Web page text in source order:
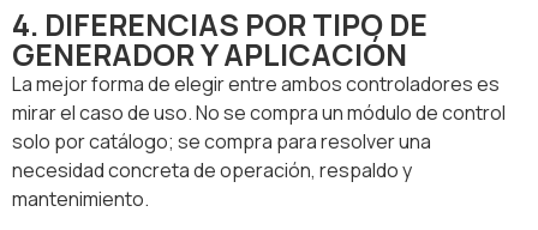
4. DIFERENCIAS POR TIPO DE
GENERADOR Y APLICACIÓN
La mejor forma de elegir entre ambos controladores es
mirar el caso de uso. No se compra un módulo de control
solo por catálogo; se compra para resolver una
necesidad concreta de operación, respaldo y
mantenimiento.